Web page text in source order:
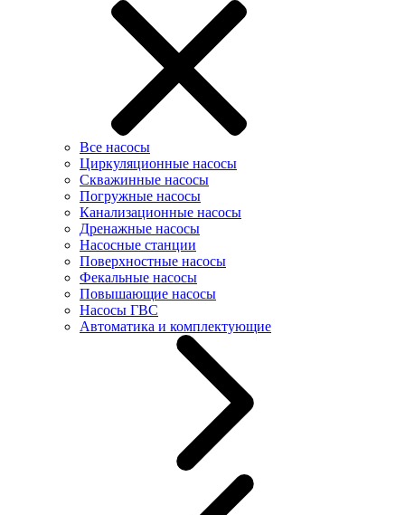
Все насосы
Циркуляционные насосы
Скважинные насосы
Погружные насосы
Канализационные насосы
Дренажные насосы
Насосные станции
Поверхностные насосы
Фекальные насосы
Повышающие насосы
Насосы ГВС
Автоматика и комплектующие